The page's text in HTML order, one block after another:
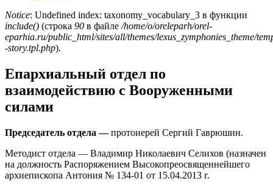
Сообщение об ошибке
Notice: Undefined index: taxonomy_vocabulary_3 в функции
include() (строка 90 в файле /home/o/oreleparh/orel-
eparhia.ru/public_html/sites/all/themes/lexus_zymphonies_theme/
-story.tpl.php).
Епархиальный отдел по
взаимодействию с Вооруженными
силами
Председатель отдела —протоиерей Сергий Гаврюшин.
Методист отдела — Владимир Николаевич Селихов (назначен
на должность Распоряжением Высокопреосвященнейшего
архиепископа Антония № 134-01 от 15.04.2013 г.